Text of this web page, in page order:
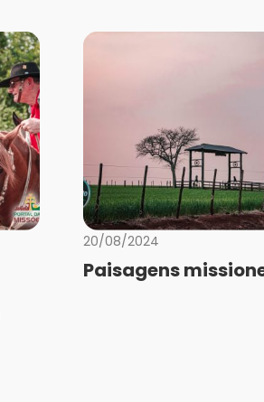
20/08/2024
Paisagens